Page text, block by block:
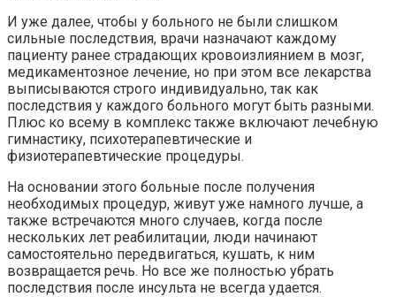
И уже далее, чтобы у больного не были слишком
сильные последствия, врачи назначают каждому
пациенту ранее страдающих кровоизлиянием в мозг,
медикаментозное лечение, но при этом все лекарства
выписываются строго индивидуально, так как
последствия у каждого больного могут быть разными.
Плюс ко всему в комплекс также включают лечебную
гимнастику, психотерапевтические и
физиотерапевтические процедуры.
На основании этого больные после получения
необходимых процедур, живут уже намного лучше, а
также встречаются много случаев, когда после
нескольких лет реабилитации, люди начинают
самостоятельно передвигаться, кушать, к ним
возвращается речь. Но все же полностью убрать
последствия после инсульта не всегда удается.